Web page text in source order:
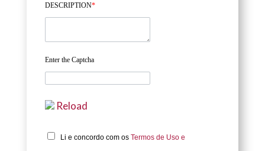
DESCRIPTION*
Enter the Captcha
Reload
Li e concordo com os Termos de Uso e